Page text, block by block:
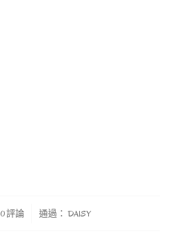
0 評論 通過： DAISY